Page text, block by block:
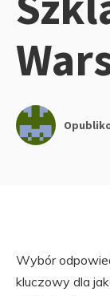
Wybór
kluczowy dla